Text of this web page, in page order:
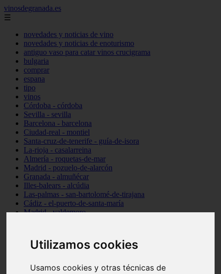
Utilizamos cookies
Usamos cookies y otras técnicas de
vinosdegranada.es
☰
novedades y noticias de vino
novedades y noticias de enoturismo
antiguo vaso para catar vinos crucigrama
bulgaria
comprar
espana
tipo
vinos
Córdoba - córdoba
Sevilla - sevilla
Barcelona - barcelona
Ciudad-real - montiel
Santa-cruz-de-tenerife - guía-de-isora
La-rioja - casalarreina
Almería - roquetas-de-mar
Madrid - pozuelo-de-alarcón
Granada - almuñécar
Illes-balears - alcúdia
Las-palmas - san-bartolomé-de-tirajana
Cádiz - el-puerto-de-santa-maría
Madrid - valdemoro
Cantabria - suances
Sevilla - bormujos
Málaga - júzcar